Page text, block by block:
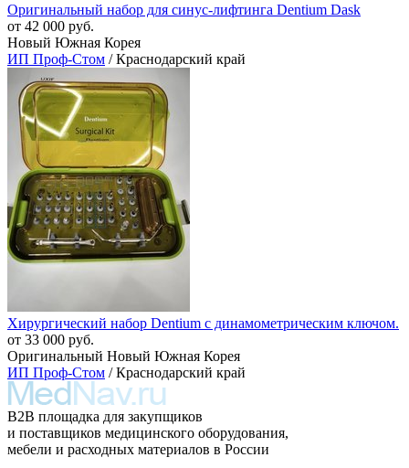
Оригинальный набор для синус-лифтинга Dentium Dask
от 42 000 руб.
Новый Южная Корея
ИП Проф-Стом / Краснодарский край
Хирургический набор Dentium с динамометрическим ключом.
от 33 000 руб.
Оригинальный Новый Южная Корея
ИП Проф-Стом / Краснодарский край
B2B площадка для закупщиков
и поставщиков медицинского оборудования,
мебели и расходных материалов в России